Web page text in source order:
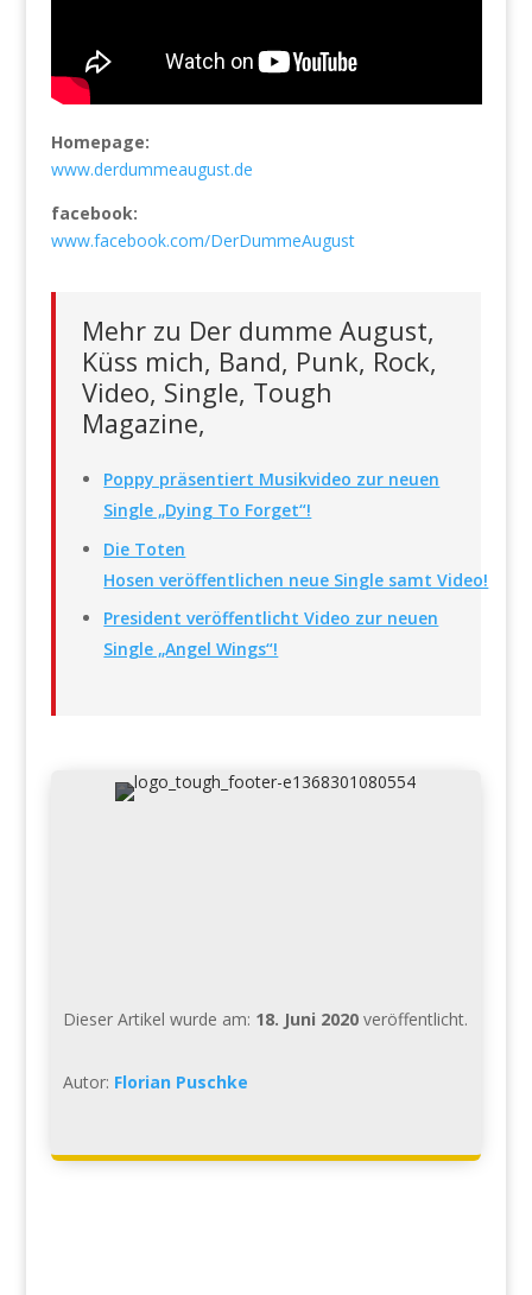
Homepage:
www.derdummeaugust.de
facebook:
www.facebook.com/DerDummeAugust
Mehr zu Der dumme August,
Küss mich, Band, Punk, Rock,
Video, Single, Tough
Magazine,
Poppy präsentiert Musikvideo zur neuen
Single „Dying To Forget“!
Die Toten
Hosen veröffentlichen neue Single samt Video!
President veröffentlicht Video zur neuen
Single „Angel Wings“!
Dieser Artikel wurde am: 18. Juni 2020veröffentlicht.
Autor: Florian Puschke